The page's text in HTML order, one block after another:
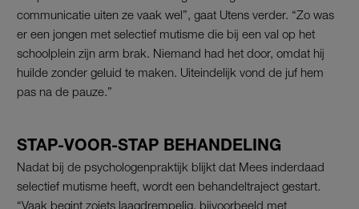
communicatie uiten ze vaak wel”, gaat Utens verder. “Zo was
er een jongen met selectief mutisme die bij een val op het
schoolplein zijn arm brak. Niemand had het door, omdat hij
huilde zonder geluid te maken. Uiteindelijk vond de juf hem
pas na de pauze.”
STAP-VOOR-STAP BEHANDELING
Nadat bij de psychologenpraktijk blijkt dat Mees inderdaad
selectief mutisme heeft, wordt een behandeltraject gestart.
“Vaak begint zoiets laagdrempelig, bijvoorbeeld met